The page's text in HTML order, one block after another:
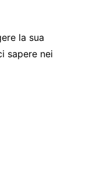
la sua
sapere nei